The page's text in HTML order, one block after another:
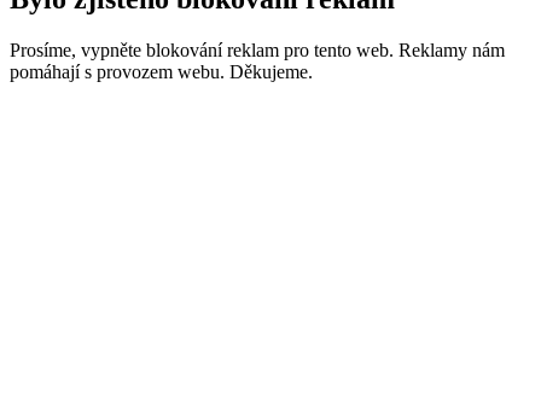
Prosíme, vypněte blokování reklam pro tento web. Reklamy nám
pomáhají s provozem webu. Děkujeme.